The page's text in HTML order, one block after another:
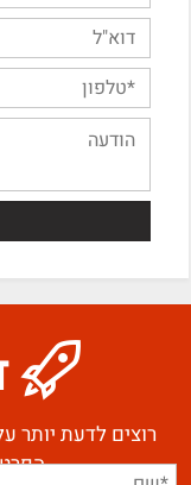
רוצים לדעת יותר